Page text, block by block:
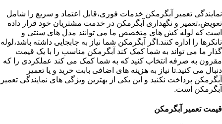
نمایندگی تعمیر آبگرمکن خدمات فوری،قابل اعتماد و سریع را شامل
تعویض،تعمیر و نگهداری آبگرمکن در خدمت مشتریان خود قرار داده
است که لوله کش های متخصص ما می توانند مدل های سنتی و
تانکرها را اداره کنند.اگر آبگرمکن شما نیاز به جابجایی داشته باشد،لوله
گذار ما می تواند به شما کمک کند آبگرمکن مناسب را با یک قیمت
مقرون به صرفه انتخاب کنید که به شما کمک می کند عملکردی را که
دنبال می کنید.تا نیاز به هزینه های اضافی بابت خرید و یا تعمیر
آبگرمکن پرداخت نکنید و این یکی از بهترین ویژگی های نمایندگی تعمیر
آبگرمکن است.
قیمت تعمیر آبگرمکن